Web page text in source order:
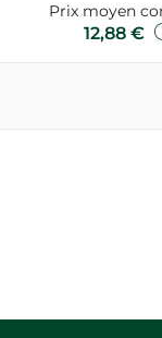
Prix moyen
12,88 €